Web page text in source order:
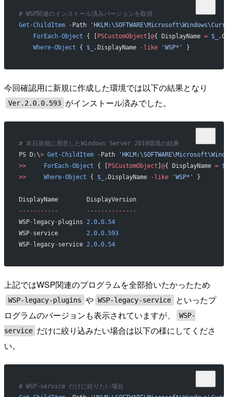
# WSP関連のインストール済みバージョンを取得
Get-ChildItem - Path
    ForEach-Object
{ [ PSCustomObject @{ DisplayName = $_
    Where-Object
{ $_ .DisplayName -like 'WSP*' }
今回確認用に新規に作成した環境では以下の結果となり
Ver.2.0.0.593 がインストール済みでした。
# 本日新規に用意したWindows Server 2019環境の結果
PS D:\> Get-ChildItem - Path
>>
     ForEach-Object
{ [ PSCustomObject @{ DisplayName =
>>
     Where-Object
{ $_ .DisplayName -like 'WSP*' }
DisplayName        DisplayVersion
-----------
        --------------
WSP- legacy-plugins 2.0.0.54
WSP-service 2.0.0.593
WSP- legacy-service 2.0.0.54
上記ではWSP関連のプログラムを全部拾いたかったため
WSP-legacy-plugins や WSP-legacy-service
といったプ
ログラムのバージョンも表示されていますが、
WSP-
service だけに絞り込みたい場合は以下の様にしてくださ
い。
# WSP-service だけに絞りたい場合